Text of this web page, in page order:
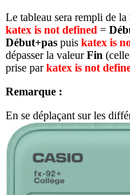
Le tableau sera rempli de
katex is not defined =
Début+pas puis katex is
dépasser la valeurFin
prise parkatex is not
Remarque :
En se déplaçant sur les